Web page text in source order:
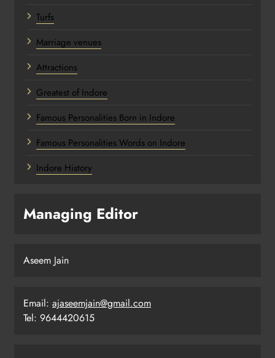
Turfs
Marriage venues
Attractions
Greatest of Indore
Famous Personalities Born in Indore
Famous Personalities Words on Indore
Indore History
Managing Editor
Aseem Jain
Email: ajaseemjain@gmail.com
Tel: 9644420615